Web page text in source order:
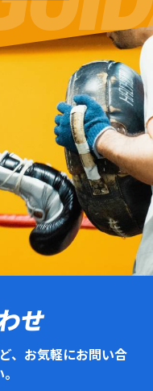
せ
、お気軽にお問い合